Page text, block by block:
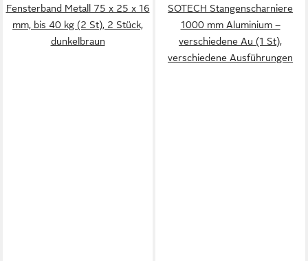
Fensterband Metall 75 x 25 x 16
mm, bis 40 kg (2 St), 2 Stück,
dunkelbraun
SOTECH Stangenscharniere
1000 mm Aluminium –
verschiedene Au (1 St),
verschiedene Ausführungen